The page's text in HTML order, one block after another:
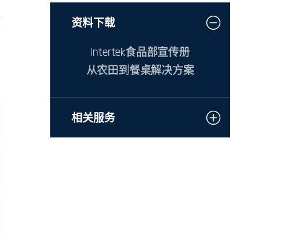
资料下载
Intertek食品部宣传册
从农田到餐桌解决方案
相关服务